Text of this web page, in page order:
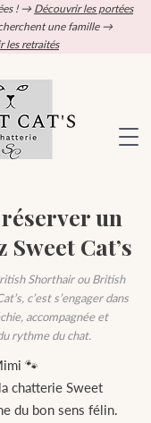
! → Découvrir les portées
une famille →
les retraités
un
Cat’s
Shorthair ou British
c’est s’engager dans
accompagnée et
rythme du chat.
🐾
chatterie Sweet
du bon sens félin.